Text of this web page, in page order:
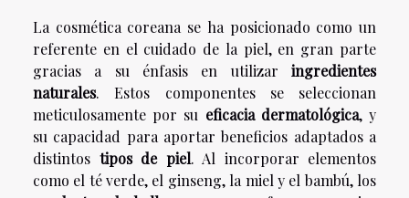
La cosmética coreana se ha posicionado como un
referente en el cuidado de la piel, en gran parte
gracias a su énfasis en utilizar ingredientes
naturales. Estos componentes se seleccionan
meticulosamente por su eficacia dermatológica, y
su capacidad para aportar beneficios adaptados a
distintos tipos de piel. Al incorporar elementos
como el té verde, el ginseng, la miel y el bambú, los